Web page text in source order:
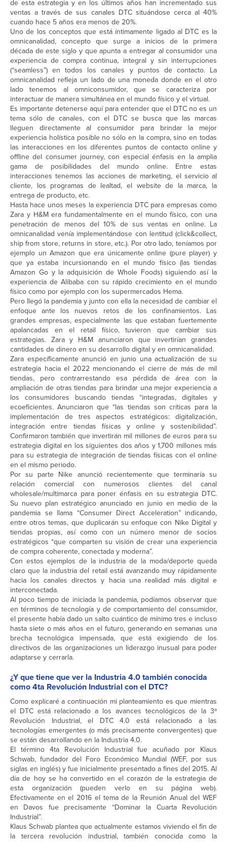
de esta estrategia y en los últimos años han incrementado sus
ventas a través de sus canales DTC situándose cerca al 40%
cuando hace 5 años era menos de 20%.
Uno de los conceptos que está íntimamente ligado al DTC es la
omnicanalidad, concepto que surge a inicios de la primera
década de este siglo y que apunta a entregar al consumidor una
experiencia de compra continua, integral y sin interrupciones
(“seamless”) en todos los canales y puntos de contacto. La
omnicanalidad refleja un lado de una moneda donde en el otro
lado tenemos al omniconsumidor, que se caracteriza por
interactuar de manera simultánea en el mundo físico y el virtual.
Es importante detenerse aquí para entender que el DTC no es un
tema sólo de canales, con el DTC se busca que las marcas
lleguen directamente al consumidor para brindar la mejor
experiencia holística posible no sólo en la compra, sino en todas
las interacciones en los diferentes puntos de contacto online y
offline del consumer journey, con especial énfasis en la amplia
gama de posibilidades del mundo online. Entre estas
interacciones tenemos las acciones de marketing, el servicio al
cliente, los programas de lealtad, el website de la marca, la
entrega de producto, etc.
Hasta hace unos meses la experiencia DTC para empresas como
Zara y H&M era fundamentalmente en el mundo físico, con una
penetración de menos del 10% de sus ventas en online. La
omnicanalidad venía implementándose con lentitud (click&collect,
ship from store, returns in store, etc.). Por otro lado, teníamos por
ejemplo un Amazon que era únicamente online (pure player) y
que ya estaba incursionando en el mundo físico (las tiendas
Amazon Go y la adquisición de Whole Foods) siguiendo así la
experiencia de Alibaba con su rápido crecimiento en el mundo
físico como por ejemplo con los supermercados Hema.
Pero llegó la pandemia y junto con ella la necesidad de cambiar el
enfoque ante los nuevos retos de los confinamientos. Las
grandes empresas, especialmente las que estaban fuertemente
apalancadas en el retail físico, tuvieron que cambiar sus
estrategias. Zara y H&M anunciaron que invertirían grandes
cantidades de dinero en su desarrollo digital y en omnicanalidad.
Zara específicamente anunció en junio una actualización de su
estrategia hacia el 2022 mencionando el cierre de más de mil
tiendas, pero contrarrestando esa pérdida de área con la
ampliación de otras tiendas para brindar una mejor experiencia a
los consumidores buscando tiendas “integradas, digitales y
ecoeficientes. Anunciaron que “las tiendas son críticas para la
implementación de tres aspectos estratégicos: digitalización,
integración entre tiendas físicas y online y sostenibilidad”.
Confirmaron también que invertirán mil millones de euros para su
estrategia digital en los siguientes dos años y 1,700 millones más
para su estrategia de integración de tiendas físicas con el online
en el mismo periodo.
Por su parte Nike anunció recientemente que terminaría su
relación comercial con numerosos clientes del canal
wholesale/multimarca para poner énfasis en su estrategia DTC.
Su nuevo plan estratégico anunciado en junio en medio de la
pandemia se llama “Consumer Direct Acceleration” indicando,
entre otros temas, que duplicarán su enfoque con Nike Digital y
tiendas propias, así como con un número menor de socios
estratégicos “que comparten su visión de crear una experiencia
de compra coherente, conectada y moderna”.
Con estos ejemplos de la industria de la moda/deporte queda
claro que la industria del retail está avanzando muy rápidamente
hacia los canales directos y hacia una realidad más digital e
interconectada.
Al poco tiempo de iniciada la pandemia, podíamos observar que
en términos de tecnología y de comportamiento del consumidor,
el presente había dado un salto cuántico de mínimo tres e incluso
hasta siete o más años en el futuro, generando en semanas una
brecha tecnológica impensada, que está exigiendo de los
directivos de las organizaciones un liderazgo inusual para poder
adaptarse y cerrarla.
¿Y que tiene que ver la Industria 4.0 también conocida
como 4ta Revolución Industrial con el DTC?
Como explicaré a continuación mi planteamiento es que mientras
el DTC está relacionado a los avances tecnológicos de la 3ª
Revolución Industrial, el DTC 4.0 está relacionado a las
tecnologías emergentes (o más precisamente convergentes) que
se están desarrollando en la Industria 4.0.
El término 4ta Revolución Industrial fue acuñado por Klaus
Schwab, fundador del Foro Económico Mundial (WEF, por sus
siglas en inglés) y fue inicialmente presentado a fines del 2015. Al
día de hoy se ha convertido en el corazón de la estrategia de
esta organización (pueden verlo en su página web).
Efectivamente en el 2016 el tema de la Reunión Anual del WEF
en Davos fue precisamente “Dominar la Cuarta Revolución
Industrial”.
Klaus Schwab plantea que actualmente estamos viviendo el fin de
la tercera revolución industrial, también conocida como la